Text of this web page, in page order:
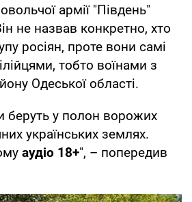
армії "Південь"
не назвав конкретно, хто
росіян, проте вони самі
тобто воїнами з
Одеської області.
беруть у полон ворожих
українських землях.
аудіо 18+", – попередив